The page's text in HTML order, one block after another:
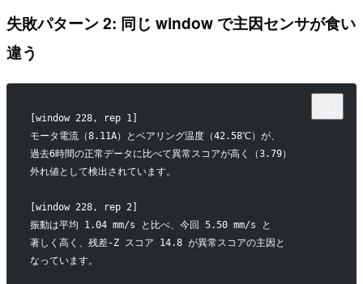
失敗パターン 2: 同じ window で主因センサが食い
違う
[window 228, rep 1]
モータ電流（8.11A）とベアリング温度（42.58℃）が、
過去6時間の正常データに比べて異常スコアが高く（3.79）
外れ値として検出されています。
[window 228, rep 2]
振動は平均 1.04 mm/s と比べ、今回 5.50 mm/s と
著しく高く、残差‑Z スコア 14.8 が異常スコアの主因と
なっています。